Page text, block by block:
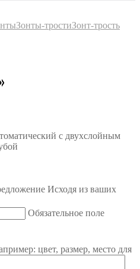
Зонты-тростиЗонт-трость
с двухслойным
Исходя из ваших
Обязательное поле
цвет, размер, место для